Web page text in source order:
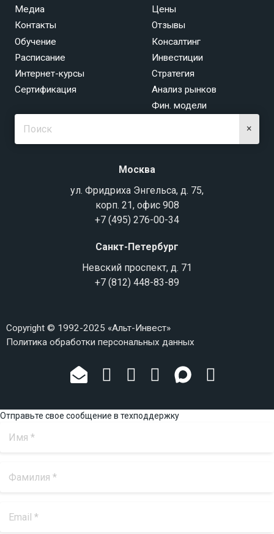
Медиа
Контакты
Цены
Отзывы
Обучение
Расписание
Интернет-курсы
Сертификация
Консалтинг
Инвестиции
Стратегия
Анализ рынков
Фин. модели
×
Москва
ул. Фридриха Энгельса, д. 75,
корп. 21, офис 908
+7 (495) 276-00-34
Санкт-Петербург
Невский проспект, д. 71
+7 (812) 448-83-89
Copyright © 1992-2025 «Альт-Инвест»
Политика обработки персональных данных
Отправьте свое сообщение в техподдержку